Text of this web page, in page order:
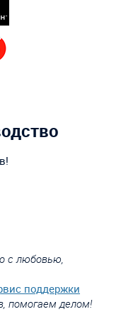
с любовью,
поддержки
помогаем делом!